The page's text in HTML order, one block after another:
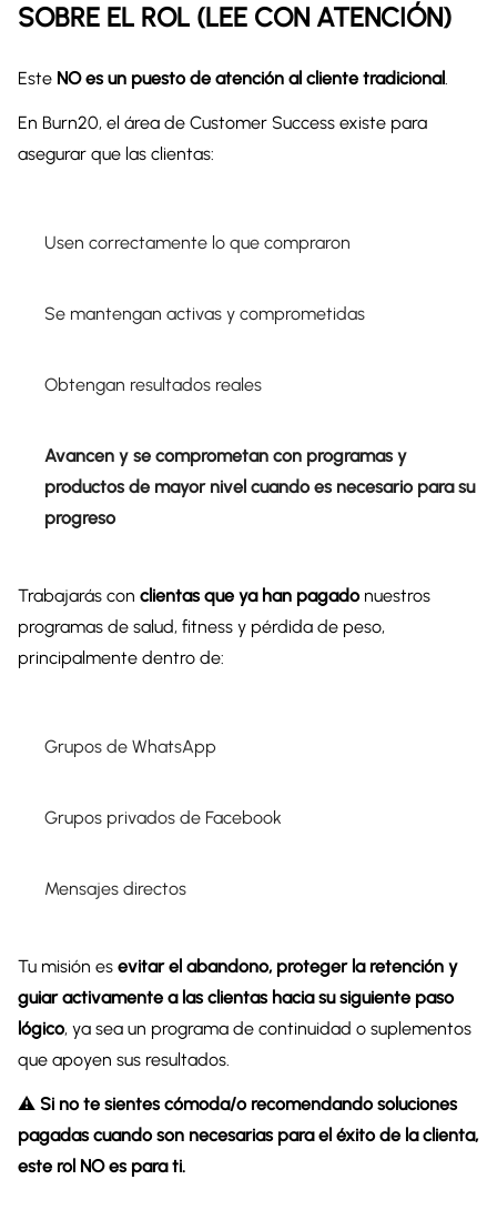
SOBRE EL ROL (LEE CON ATENCIÓN)
Este NO es un puesto de atención al cliente tradicional
En Burn20, el área de Customer Success existe para
asegurar que las clientas:
Usen correctamente lo que compraron
Se mantengan activas y comprometidas
Obtengan resultados reales
Avancen y se comprometan con programas y
productos de mayor nivel cuando es necesario para su
progreso
Trabajarás con clientas que ya han pagadonuestros
programas de salud, fitness y pérdida de peso,
principalmente dentro de:
Grupos de WhatsApp
Grupos privados de Facebook
Mensajes directos
Tu misión es evitar el abandono, proteger la retención y
guiar activamente a las clientas hacia su siguiente paso
lógico, ya sea un programa de continuidad o suplementos
que apoyen sus resultados.
⚠️ Si no te sientes cómoda/o recomendando soluciones
pagadas cuando son necesarias para el éxito de la clienta,
este rol NO es para ti.